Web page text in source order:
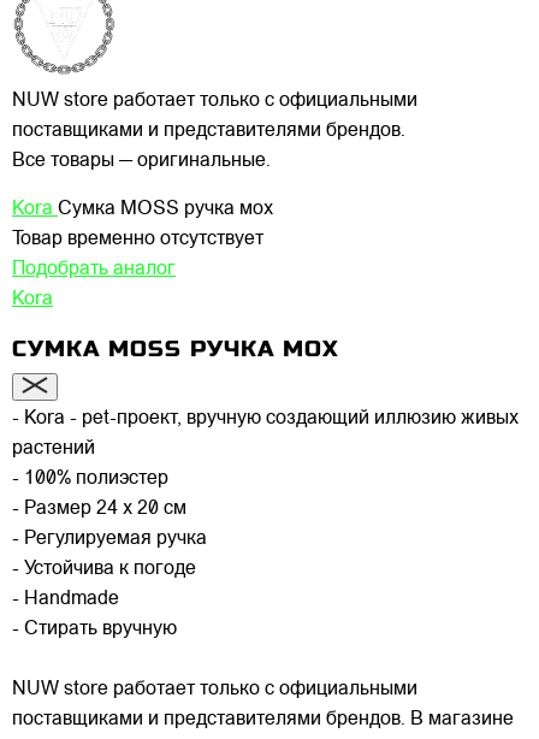
NUW store работает только с официальными
поставщиками и представителями брендов.
Все товары — оригинальные.
Kora Сумка MOSS ручка мох
Товар временно отсутствует
Подобрать аналог
Kora
СУМКА MOSS РУЧКА МОХ
- Kora - pet-проект, вручную создающий иллюзию живых
растений
- 100% полиэстер
- Размер 24 х 20 см
- Регулируемая ручка
- Устойчива к погоде
- Handmade
- Стирать вручную
NUW store работает только с официальными
поставщиками и представителями брендов. В магазине